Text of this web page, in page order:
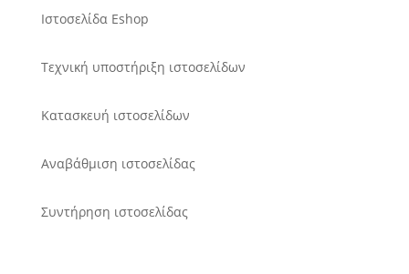
Ιστοσελίδα Eshop
Τεχνική υποστήριξη ιστοσελίδων
Κατασκευή ιστοσελίδων
Αναβάθμιση ιστοσελίδας
Συντήρηση ιστοσελίδας